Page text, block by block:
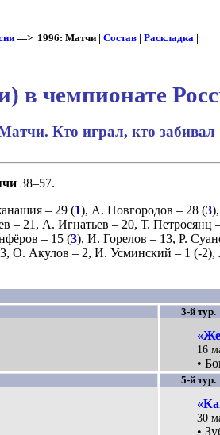
—> 1996: Матчи |Состав |Раскладка |
чемпионате
Кто играл, кто забивал
38–57.
– 29 (1), А. Новгородов – 28 (3),
– 21, А. Игнатьев – 20, Т. Петросянц
– 15 (3), И. Горелов – 13, Р.
О. Акулов – 2, И. Усминский – 1 (-2),
3-й тур.
16
•
5-й тур.
30
•